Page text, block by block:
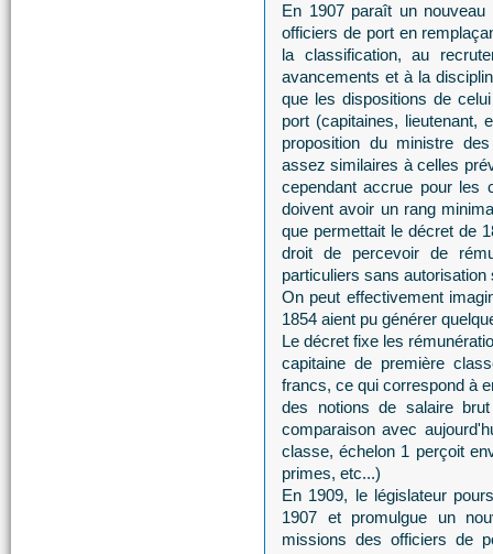
En 1907 paraît un
officiers de port en
la classification, au
avancements et à la
que les dispositions de
port (capitaines, lieutenant,
proposition du ministre
assez similaires à celles
cependant accrue pour les
doivent avoir un rang
que permettait le décret de
droit de percevoir de
particuliers sans
On peut effectivement
1854 aient pu générer
Le décret fixe les
capitaine de première
francs, ce qui correspond à
des notions de salaire
comparaison avec
classe, échelon 1 perçoit
primes, etc...)
En 1909, le législateur
1907 et promulgue un
missions des officiers de